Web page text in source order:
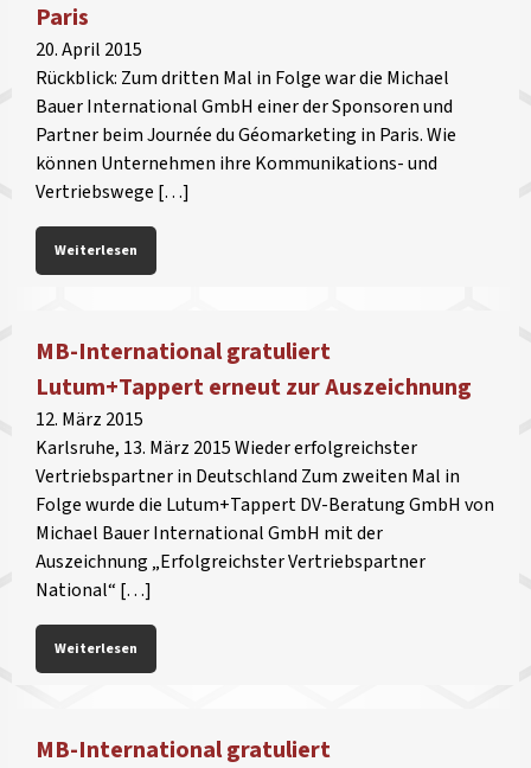
Paris
20. April 2015
Rückblick: Zum dritten Mal in Folge war die Michael
Bauer International GmbH einer der Sponsoren und
Partner beim Journée du Géomarketing in Paris. Wie
können Unternehmen ihre Kommunikations- und
Vertriebswege […]
Weiterlesen
MB-International gratuliert
Lutum+Tappert erneut zur Auszeichnung
12. März 2015
Karlsruhe, 13. März 2015 Wieder erfolgreichster
Vertriebspartner in Deutschland Zum zweiten Mal in
Folge wurde die Lutum+Tappert DV-Beratung GmbH von
Michael Bauer International GmbH mit der
Auszeichnung „Erfolgreichster Vertriebspartner
National“ […]
Weiterlesen
MB-International gratuliert